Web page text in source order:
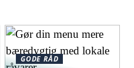
GODE RÅD